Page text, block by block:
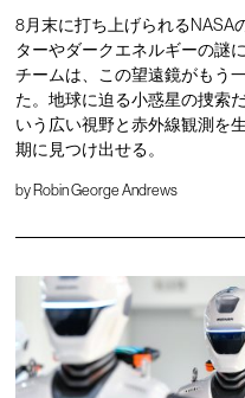
8月末に打ち上げられるNASA
ターやダークエネルギーの謎
チームは、この望遠鏡がもう
た。地球に迫る小惑星の捜索
いう広い視野と赤外線観測を
期に見つけ出せる。
by Robin George Andrews